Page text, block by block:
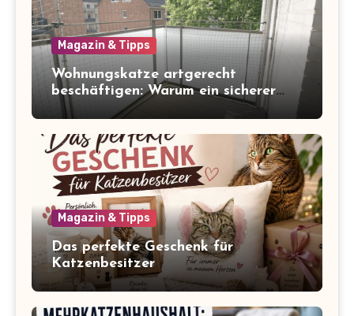
Magazin & Tipps
Wohnungskatze artgerecht
beschäftigen: Warum ein sicherer
Balkon zum Freigang dazugehört
Magazin & Tipps
Das perfekte Geschenk für
Katzenbesitzer